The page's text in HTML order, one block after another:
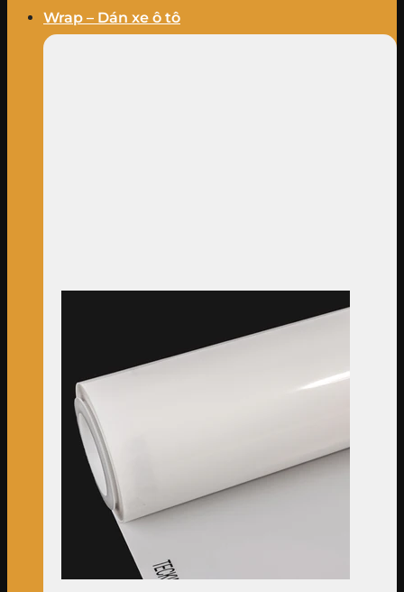
Wrap – Dán xe ô tô